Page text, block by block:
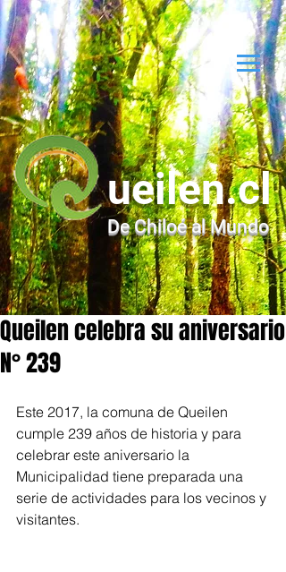
ueilen.cl
De Chiloé al Mundo
Queilen celebra su aniversario
N° 239
Este 2017, la comuna de Queilen
cumple 239 años de historia y para
celebrar este aniversario la
Municipalidad tiene preparada una
serie de actividades para los vecinos y
visitantes.